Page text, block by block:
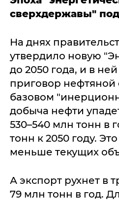
сверхдержавы"
На днях
утвердило новую
до 2050 года, и в
приговор нефтяной
базовом
добыча нефти
530–540 млн тонн в
тонн к 2050 году.
меньше текущих
А экспорт рухнет в
79 млн тонн в год.